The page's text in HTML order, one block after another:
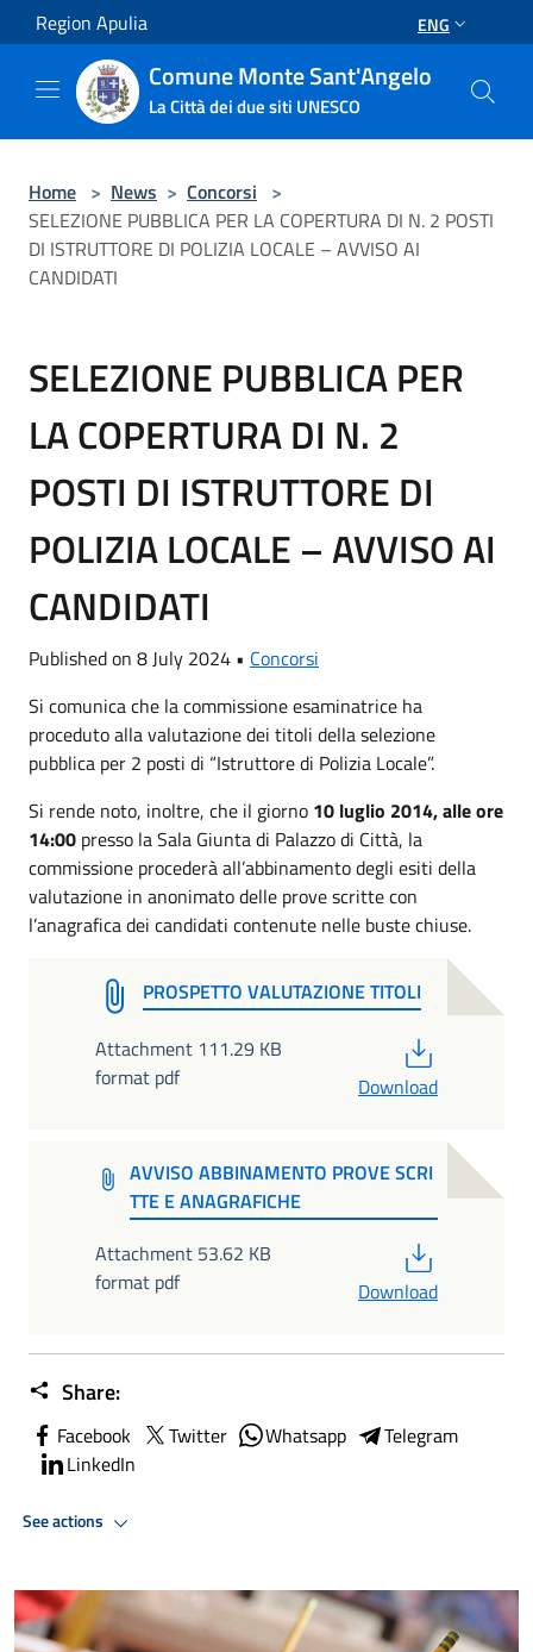
Salta al contenuto principale
Region Apulia ENG
Comune Monte Sant'Angelo
La Città dei due siti UNESCO
Home > News > Concorsi >
SELEZIONE PUBBLICA PER LA COPERTURA DI N. 2 POSTI
DI ISTRUTTORE DI POLIZIA LOCALE – AVVISO AI
CANDIDATI
SELEZIONE PUBBLICA PER
LA COPERTURA DI N. 2
POSTI DI ISTRUTTORE DI
POLIZIA LOCALE – AVVISO AI
CANDIDATI
Published on 8 July 2024 • Concorsi
Si comunica che la commissione esaminatrice ha
proceduto alla valutazione dei titoli della selezione
pubblica per 2 posti di “Istruttore di Polizia Locale”.
Si rende noto, inoltre, che il giorno 10 luglio 2014, alle ore
14:00 presso la Sala Giunta di Palazzo di Città, la
commissione procederà all’abbinamento degli esiti della
valutazione in anonimato delle prove scritte con
l’anagrafica dei candidati contenute nelle buste chiuse.
PROSPETTO VALUTAZIONE TITOLI
Attachment 111.29 KB
format pdf
Download
AVVISO ABBINAMENTO PROVE SCRI
TTE E ANAGRAFICHE
Attachment 53.62 KB
format pdf
Download
Share:
Facebook Twitter Whatsapp
Telegram
LinkedIn
See actions